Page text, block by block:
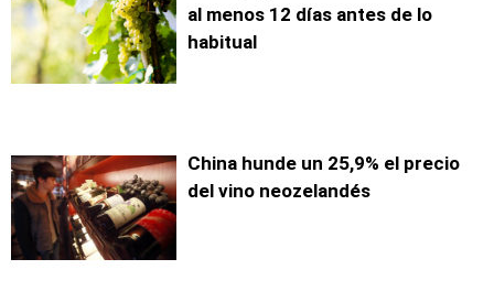
al menos 12 días antes de lo
habitual
China hunde un 25,9% el precio
del vino neozelandés